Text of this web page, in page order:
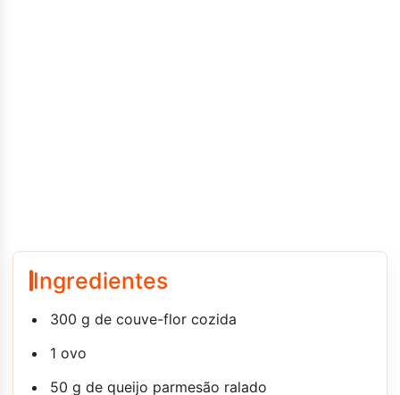
Ingredientes
300 g de couve-flor cozida
1 ovo
50 g de queijo parmesão ralado